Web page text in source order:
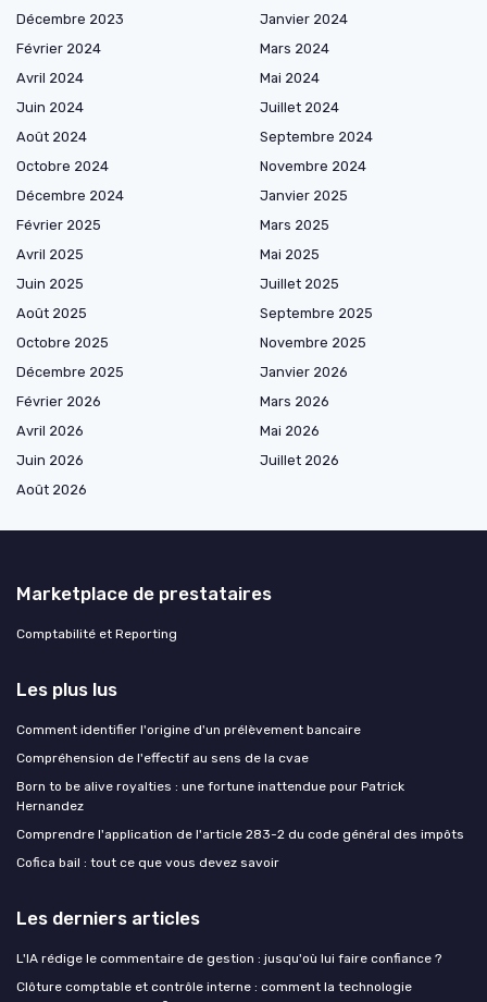
Décembre 2023
Janvier 2024
Février 2024
Mars 2024
Avril 2024
Mai 2024
Juin 2024
Juillet 2024
Août 2024
Septembre 2024
Octobre 2024
Novembre 2024
Décembre 2024
Janvier 2025
Février 2025
Mars 2025
Avril 2025
Mai 2025
Juin 2025
Juillet 2025
Août 2025
Septembre 2025
Octobre 2025
Novembre 2025
Décembre 2025
Janvier 2026
Février 2026
Mars 2026
Avril 2026
Mai 2026
Juin 2026
Juillet 2026
Août 2026
Marketplace de prestataires
Comptabilité et Reporting
Les plus lus
Comment identifier l'origine d'un prélèvement bancaire
Compréhension de l'effectif au sens de la cvae
Born to be alive royalties : une fortune inattendue pour Patrick
Hernandez
Comprendre l'application de l'article 283-2 du code général des impôts
Cofica bail : tout ce que vous devez savoir
Les derniers articles
L'IA rédige le commentaire de gestion : jusqu'où lui faire confiance ?
Clôture comptable et contrôle interne : comment la technologie